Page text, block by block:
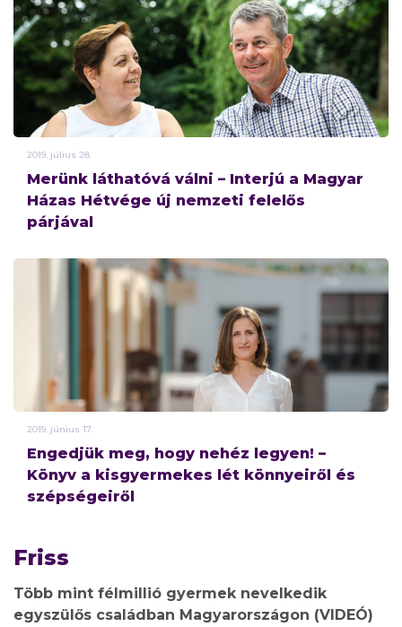
2019. július 28.
Merünk láthatóvá válni – Interjú a Magyar
Házas Hétvége új nemzeti felelős
párjával
2019. június 17.
Engedjük meg, hogy nehéz legyen! –
Könyv a kisgyermekes lét könnyeiről és
szépségeiről
Friss
Több mint félmillió gyermek nevelkedik
egyszülős családban Magyarországon (VIDEÓ)